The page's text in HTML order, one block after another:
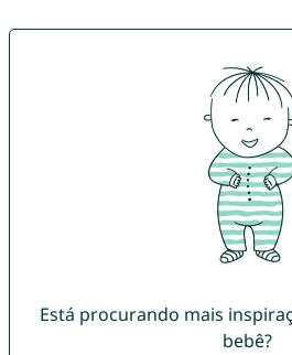
Está procurando mais
bebê?